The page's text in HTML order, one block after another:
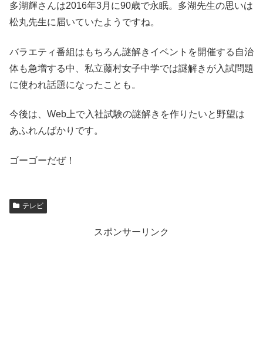
多湖輝さんは2016年3月に90歳で永眠。多湖先生の思いは
松丸先生に届いていたようですね。
バラエティ番組はもちろん謎解きイベントを開催する自治
体も急増する中、私立藤村女子中学では謎解きが入試問題
に使われ話題になったことも。
今後は、Web上で入社試験の謎解きを作りたいと野望は
あふれんばかりです。
ゴーゴーだぜ！
テレビ
スポンサーリンク